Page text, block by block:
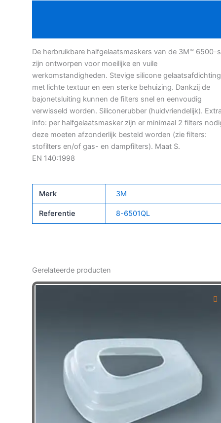
De herbruikbare halfgelaatsmaskers van de 3M™ 6500-
zijn ontworpen voor moeilijke en vuile
werkomstandigheden. Stevige silicone gelaatsafdichting
met lichte textuur en een sterke behuizing. Dankzij de
bajonetsluiting kunnen de filters snel en eenvoudig
verwisseld worden. Siliconerubber (huidvriendelijk).
info: per halfgelaatsmasker zijn er minimaal 2 filters
deze moeten afzonderlijk besteld worden (zie filters:
stofilters en/of gas- en dampfilters). Maat S.
EN 140:1998
Merk 3M
Referentie 8-6501QL
Gerelateerde producten